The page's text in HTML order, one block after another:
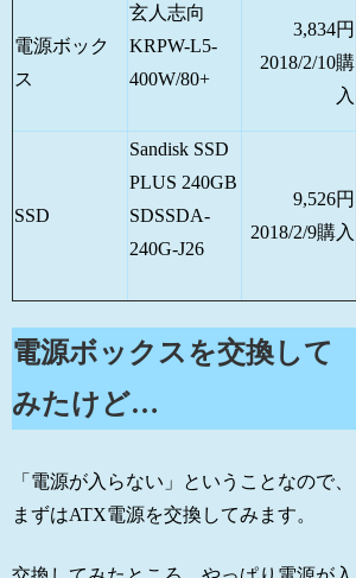
電源ボック
ス
玄人志向
KRPW-L5-
400W/80+
3,834円
2018/2/10購
入
SSD
Sandisk SSD
PLUS 240GB
SDSSDA-
240G-J26
9,526円
2018/2/9購入
電源ボックスを交換して
みたけど…
「電源が入らない」ということなので、
まずはATX電源を交換してみます。